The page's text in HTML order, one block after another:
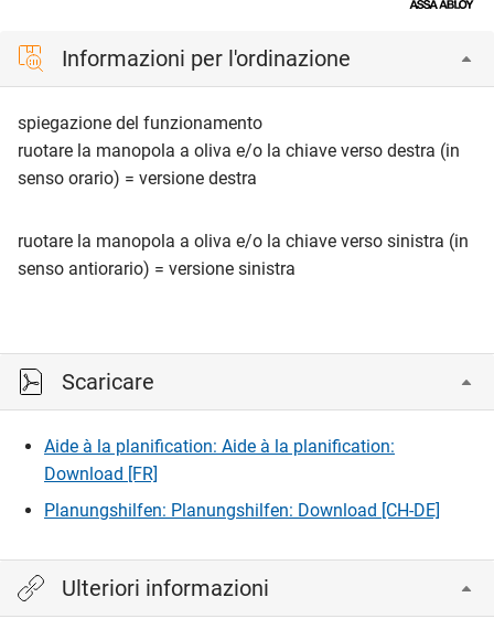
Informazioni per l'ordinazione
spiegazione del funzionamento
ruotare la manopola a oliva e/o la chiave verso destra (in
senso orario) = versione destra
ruotare la manopola a oliva e/o la chiave verso sinistra (in
senso antiorario) = versione sinistra
Scaricare
Aide à la planification: Aide à la planification:
Download [FR]
Planungshilfen: Planungshilfen: Download [CH-DE]
Ulteriori informazioni